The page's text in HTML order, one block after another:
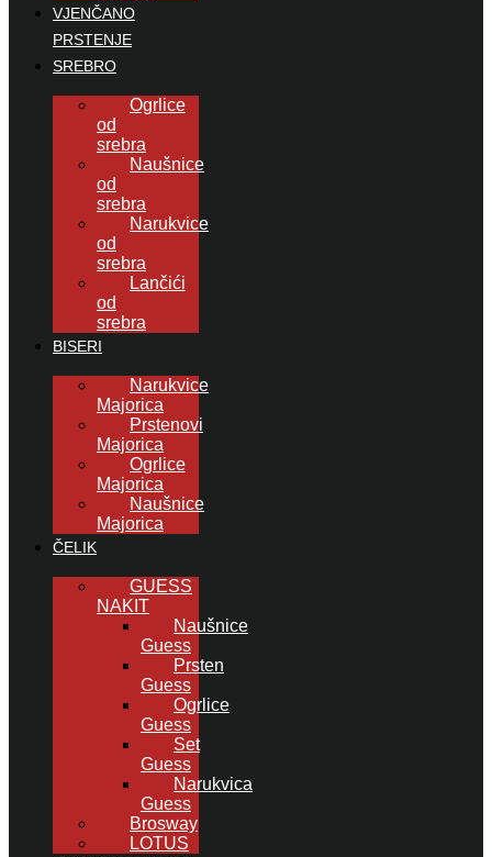
VJENČANO
PRSTENJE
SREBRO
Ogrlice
od
srebra
Naušnice
od
srebra
Narukvice
od
srebra
Lančići
od
srebra
BISERI
Narukvice
Majorica
Prstenovi
Majorica
Ogrlice
Majorica
Naušnice
Majorica
ČELIK
GUESS
NAKIT
Naušnice
Guess
Prsten
Guess
Ogrlice
Guess
Set
Guess
Narukvica
Guess
Brosway
LOTUS